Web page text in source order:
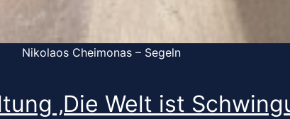
Nikolaos Cheimonas – Segeln
‚Die Welt ist